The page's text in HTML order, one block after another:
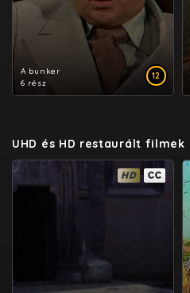
12
A bunker
6 rész
UHD és HD restaurált filmek
HD CC